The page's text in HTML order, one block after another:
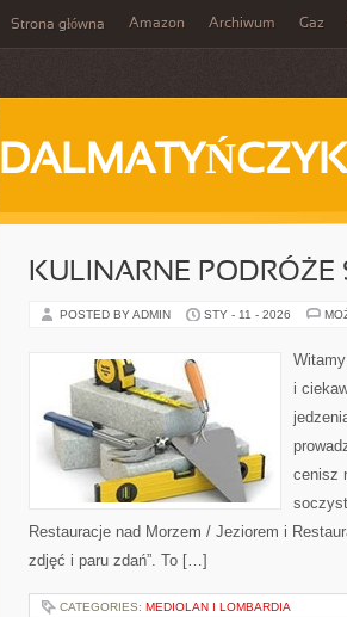
Strona główna Amazon Archiwum Gaz
DALMATYŃCZYK
KULINARNE
POSTED BY ADMIN STY - 11 - 2026
i
cenisz
Restauracje nad Morzem / Jeziorem i
zdjęć i paru zdań”. To […]
CATEGORIES: MEDIOLAN I LOMBARDIA